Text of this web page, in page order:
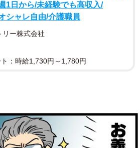
1日から/未経験でも高収入/
シャレ自由/介護職員
リー株式会社
：時給1,730円～1,780円